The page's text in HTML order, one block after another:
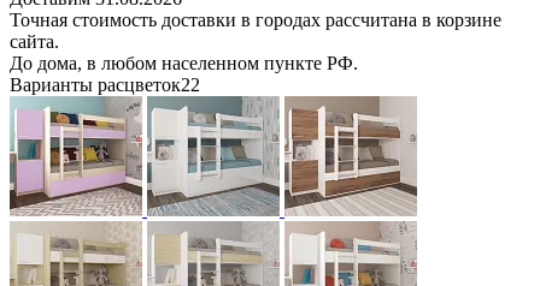
Точная стоимость доставки в городах рассчитана в корзине
сайта.
До дома, в любом населенном пункте РФ.
Варианты расцветок22